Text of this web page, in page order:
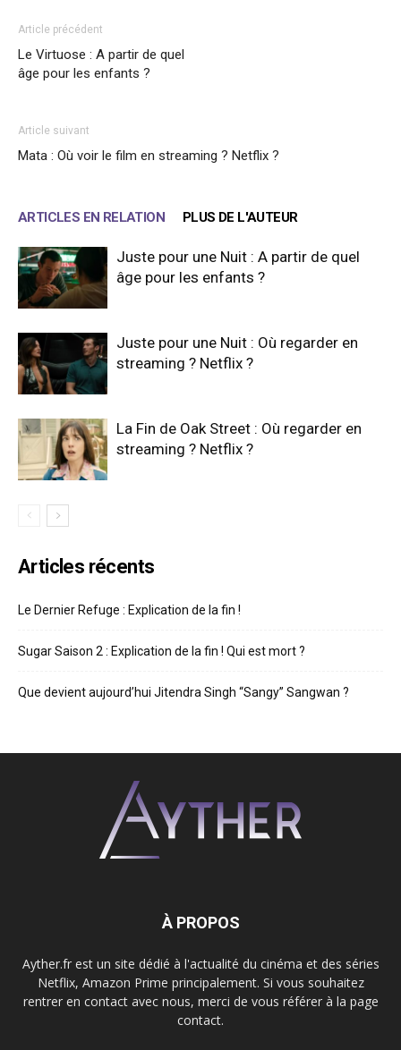
Article précédent
Le Virtuose : A partir de quel
âge pour les enfants ?
Article suivant
Mata : Où voir le film en streaming ? Netflix ?
ARTICLES EN RELATION PLUS DE L'AUTEUR
Juste pour une Nuit : A partir de quel
âge pour les enfants ?
Juste pour une Nuit : Où regarder en
streaming ? Netflix ?
La Fin de Oak Street : Où regarder en
streaming ? Netflix ?
Articles récents
Le Dernier Refuge : Explication de la fin !
Sugar Saison 2 : Explication de la fin ! Qui est mort ?
Que devient aujourd’hui Jitendra Singh “Sangy” Sangwan ?
À PROPOS
Ayther.fr est un site dédié à l'actualité du cinéma et des séries
Netflix, Amazon Prime principalement. Si vous souhaitez
rentrer en contact avec nous, merci de vous référer à la page
contact.